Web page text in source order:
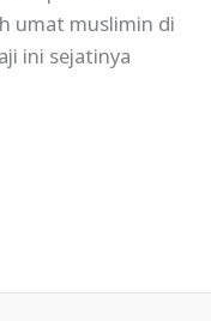
umat muslimin di
ini sejatinya